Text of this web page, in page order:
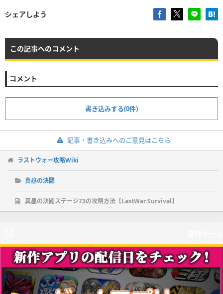
シェアしよう
この記事へのコメント
コメント
書き込みする(0件)
記事・書き込みへのご意見はこちら
ラストウォー攻略Wiki
真昼の決闘
真昼の決闘ステージ73の攻略方法【LastWar:Survival】